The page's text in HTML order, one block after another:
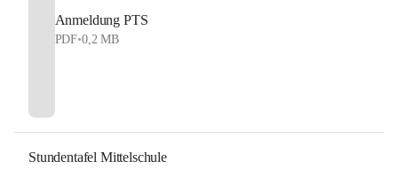
Anmeldung PTS
PDF•0,2 MB
Stundentafel Mittelschule